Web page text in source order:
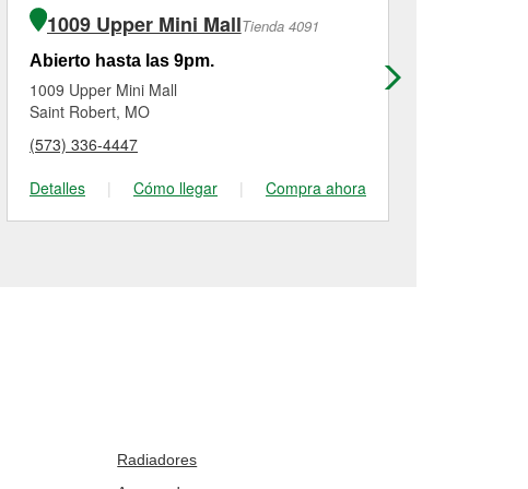
1009 Upper Mini MallTienda 4091
Abierto hasta las 9pm.
1009 Upper Mini Mall
Saint Robert, MO
(573) 336-4447
Detalles
| Cómo llegar | Compra ahora
Radiadores